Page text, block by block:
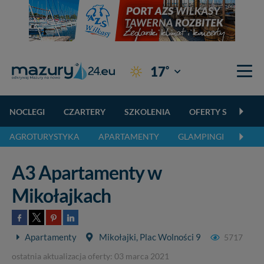
17° Giżycko
NOCLEGI CZARTERY SZKOLENIA OFERTY
AGROTURYSTYKA APARTAMENTY GLAMPINGI
A3 Apartamenty w
Mikołajkach
Apartamenty Mikołajki, Plac Wolności 9
5717
ostatnia aktualizacja oferty: 03 marca 2021